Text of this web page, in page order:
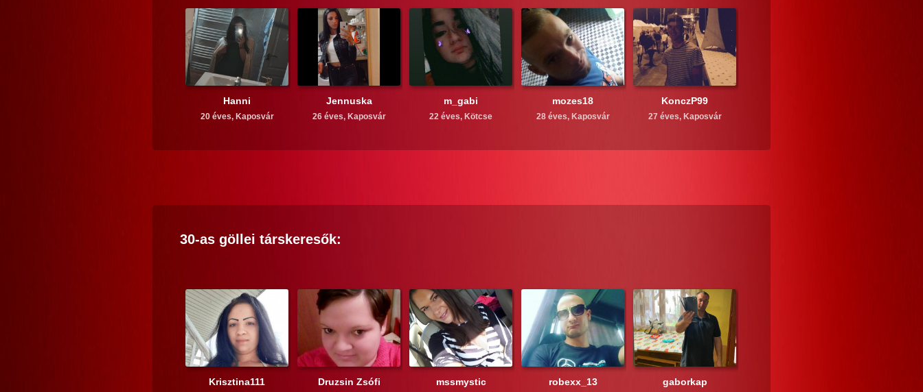
Hanni
20 éves, Kaposvár
Jennuska
26 éves, Kaposvár
m_gabi
22 éves, Kötcse
mozes18
28 éves, Kaposvár
KonczP99
27 éves, Kaposvár
30-as göllei társkeresők:
Krisztina111 Druzsin Zsófi mssmystic robexx_13 gaborkap